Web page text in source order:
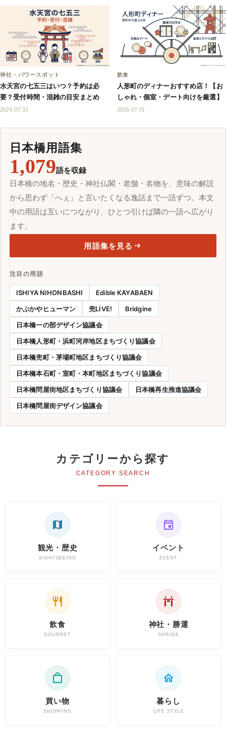
神社・パワースポット
水天宮の七五三はいつ？予約は必
要？受付時間・混雑の目安まとめ
2026.07.31
飲食
人形町のディナーおすすめ店！【お
しゃれ・個室・デート向けを厳選】
2026.07.31
日本橋用語集
1,079語を収録
日本橋の地名・歴史・神社仏閣・老舗・名物を、意味の解説
から思わず「へぇ」と言いたくなる逸話まで一語ずつ。本文
中の用語は互いにつながり、ひとつ引けば隣の一語へ広がり
ます。
用語集を見る
注目の用語
ISHIYA NIHONBASHI
Edible KAYABAEN
かぶかやヒューマン
兜LIVE!
Bridgine
日本橋一の部デザイン協議会
日本橋人形町・浜町河岸地区まちづくり協議会
日本橋兜町・茅場町地区まちづくり協議会
日本橋本石町・室町・本町地区まちづくり協議会
日本橋問屋街地区まちづくり協議会
日本橋再生推進協議会
日本橋問屋街デザイン協議会
カテゴリーから探す
CATEGORY SEARCH
観光・歴史
SIGHTSEEING
イベント
EVENT
飲食
GOURMET
神社・勝運
SHRINE
買い物
SHOPPING
暮らし
LIFE STYLE